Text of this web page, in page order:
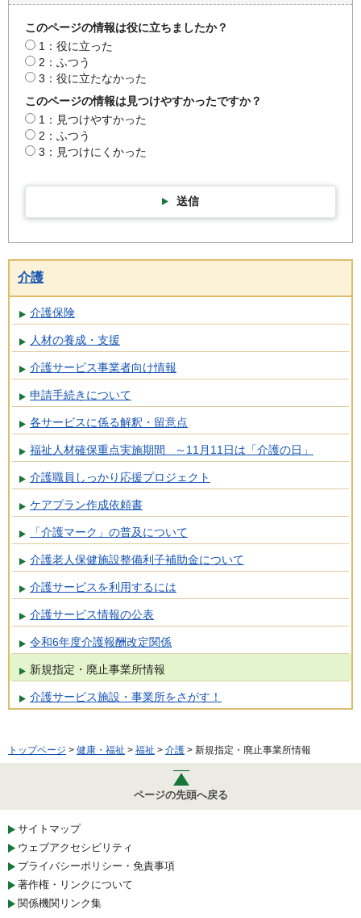
このページの情報は役に立ちましたか？
1：役に立った
2：ふつう
3：役に立たなかった
このページの情報は見つけやすかったですか？
1：見つけやすかった
2：ふつう
3：見つけにくかった
送信
介護
介護保険
人材の養成・支援
介護サービス事業者向け情報
申請手続きについて
各サービスに係る解釈・留意点
福祉人材確保重点実施期間 ～11月11日は「介護の日」
介護職員しっかり応援プロジェクト
ケアプラン作成依頼書
「介護マーク」の普及について
介護老人保健施設整備利子補助金について
介護サービスを利用するには
介護サービス情報の公表
令和6年度介護報酬改定関係
新規指定・廃止事業所情報
介護サービス施設・事業所をさがす！
トップページ > 健康・福祉 > 福祉 > 介護 > 新規指定・廃止事業所情報
ページの先頭へ戻る
サイトマップ
ウェブアクセシビリティ
プライバシーポリシー・免責事項
著作権・リンクについて
関係機関リンク集